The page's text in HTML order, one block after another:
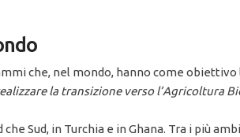
che, nel mondo, hanno come
la transizione verso l’Agricoltura
Sud, in Turchia e in Ghana. Tra i più